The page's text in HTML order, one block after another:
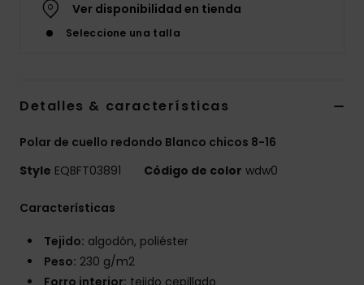
Ver disponibilidad en tienda
Seleccione una talla
Detalles & características
Polar de cuello redondo Blanco chicos 8-16
Style EQBFT03891 Código de color wdw0
Características
Tejido: algodón, poliéster
Peso: 230 g/m2